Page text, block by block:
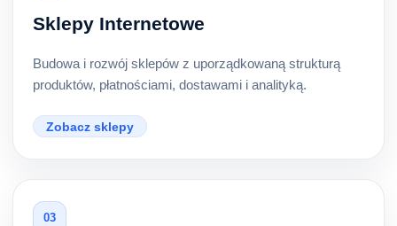
Sklepy Internetowe
Budowa i rozwój sklepów z uporządkowaną strukturą
produktów, płatnościami, dostawami i analityką.
Zobacz sklepy
03